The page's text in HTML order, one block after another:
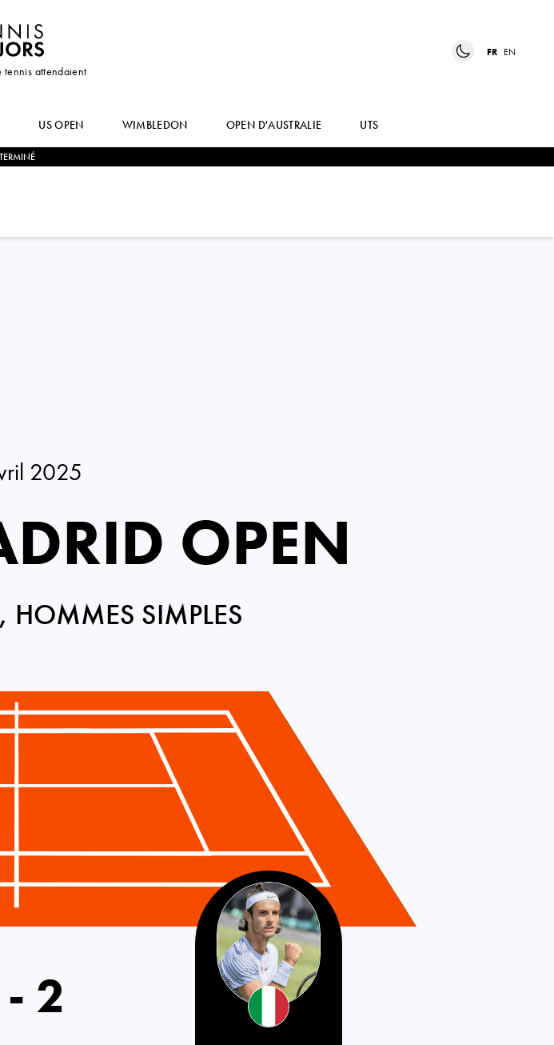
tennis attendaient
FR EN
US OPEN WIMBLEDON OPEN D'AUSTRALIE UTS
TERMINÉ
2025
OPEN
HOMMES SIMPLES
- 2